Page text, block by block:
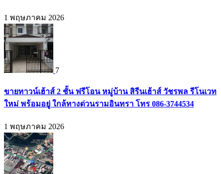
1 พฤษภาคม 2026
7
ขายทาวน์เฮ้าส์ 2 ชั้น ฟรีโอน หมู่บ้าน สิรีนเฮ้าส์ วัชรพล รีโนเวท
ใหม่ พร้อมอยู่ ใกล้ทางด่วนรามอินทรา โทร 086-3744534
1 พฤษภาคม 2026